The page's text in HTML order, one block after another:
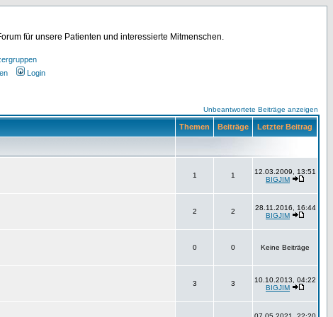
für unsere Patienten und interessierte Mitmenschen.
Login
Unbeantwortete Beiträge anzeigen
Themen Beiträge Letzter Beitrag
1 1
12.03.2009, 13:51
BIGJIM
2 2
28.11.2016, 16:44
BIGJIM
0 0 Keine Beiträge
3 3
10.10.2013, 04:22
BIGJIM